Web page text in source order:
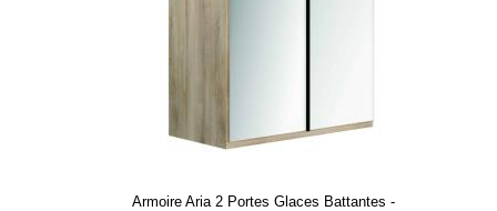
Armoire Aria 2 Portes Glaces Battantes -